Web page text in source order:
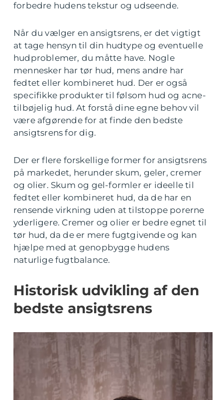
forbedre hudens tekstur og udseende.
Når du vælger en ansigtsrens, er det vigtigt
at tage hensyn til din hudtype og eventuelle
hudproblemer, du måtte have. Nogle
mennesker har tør hud, mens andre har
fedtet eller kombineret hud. Der er også
specifikke produkter til følsom hud og acne-
tilbøjelig hud. At forstå dine egne behov vil
være afgørende for at finde den bedste
ansigtsrens for dig.
Der er flere forskellige former for ansigtsrens
på markedet, herunder skum, geler, cremer
og olier. Skum og gel-formler er ideelle til
fedtet eller kombineret hud, da de har en
rensende virkning uden at tilstoppe porerne
yderligere. Cremer og olier er bedre egnet til
tør hud, da de er mere fugtgivende og kan
hjælpe med at genopbygge hudens
naturlige fugtbalance.
Historisk udvikling af den
bedste ansigtsrens